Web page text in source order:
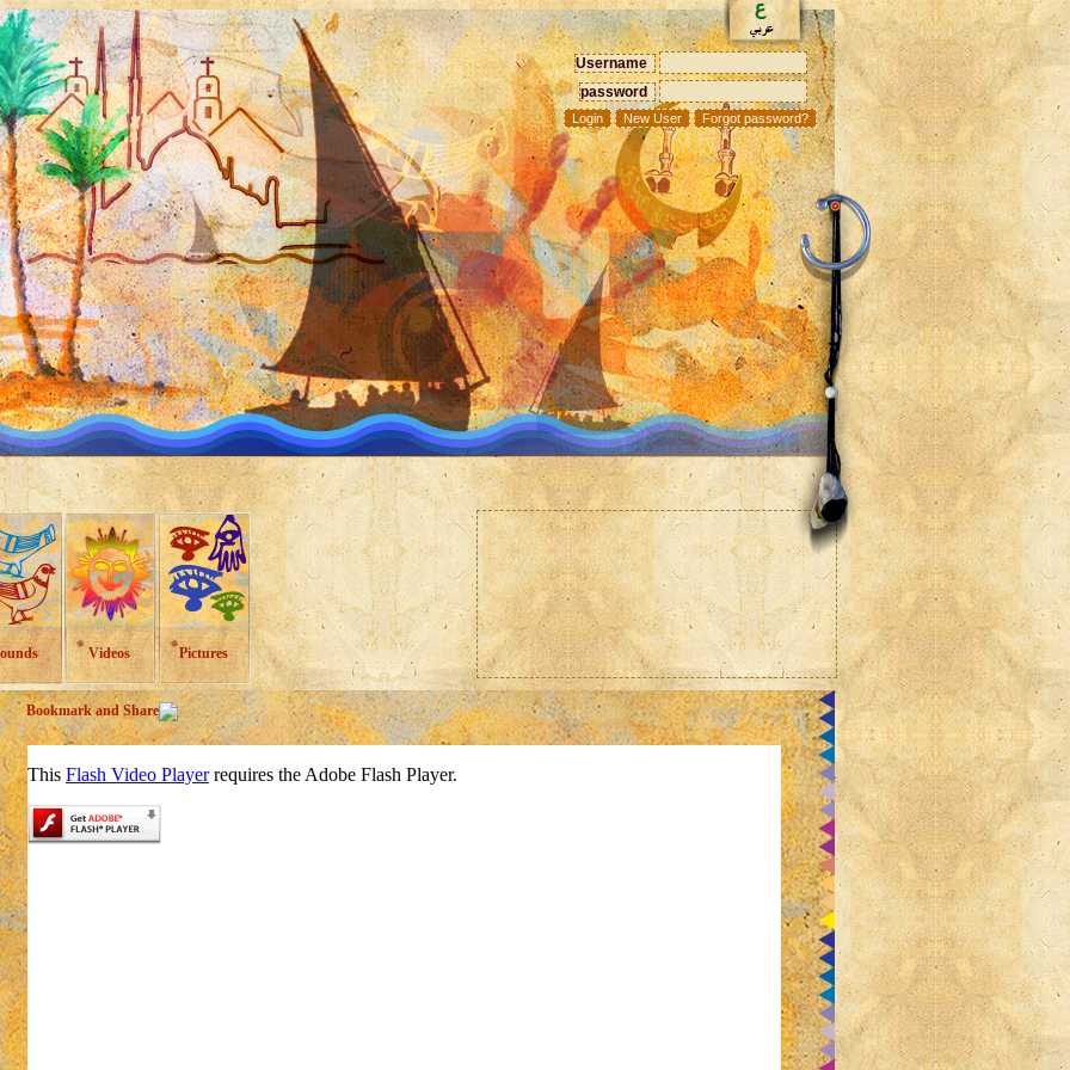
Username
password
Videos Pictures